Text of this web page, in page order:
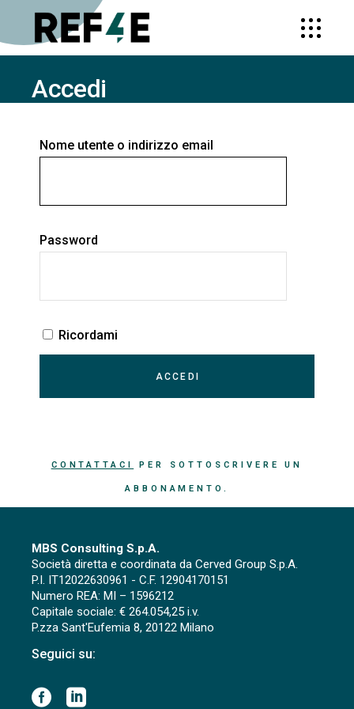
Accedi
Nome utente o indirizzo email
Password
Ricordami
CONTATTACI PER SOTTOSCRIVERE UN
ABBONAMENTO.
MBS Consulting S.p.A.
Società diretta e coordinata da Cerved Group S.p.A.
P.I. IT12022630961 - C.F. 12904170151
Numero REA: MI – 1596212
Capitale sociale: € 264.054,25 i.v.
P.zza Sant'Eufemia 8, 20122 Milano
Seguici su: